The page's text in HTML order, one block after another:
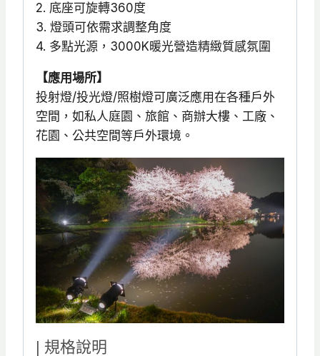
2. 底座可旋轉360度
3. 燈頭可依需求調整角度
4. 多點光源，3000K暖光營造精緻質感氛圍
【應用場所】
投射燈/投光燈/照樹燈可廣泛應用在各種戶外
空間，如私人庭園、旅館、商辦大樓、工廠、
花園、公共空間等戶外環境。
| 規格說明